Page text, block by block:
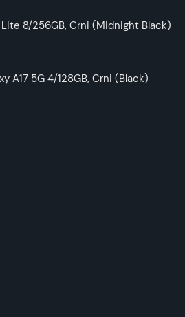
8/256GB, Crni (Midnight Black)
A17 5G 4/128GB, Crni (Black)